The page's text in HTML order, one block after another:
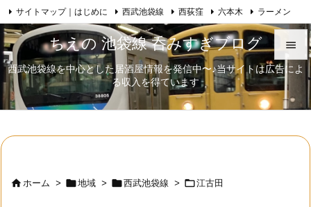
ちえの 池袋線 呑みすぎブログ
西武池袋線を中心とした居酒屋情報を発信中〜♪当サイトは広告によ
る収入を得ています


メニュ

サイトマップ｜はじめに 西武池袋線 西荻窪 六本木 ラーメン
日本酒 歌舞伎 自己紹介 RSS Feedly
ホーム > 地域 > 西武池袋線 > 江古田